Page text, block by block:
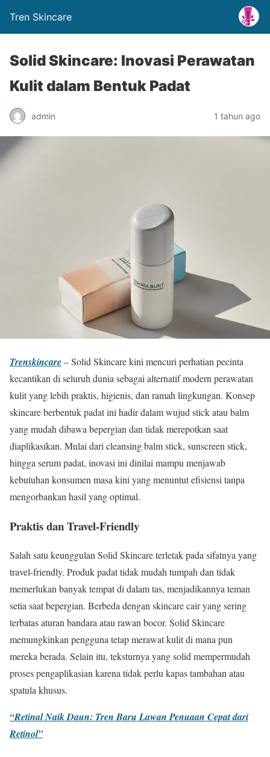
Tren Skincare
Solid Skincare: Inovasi Perawatan
Kulit dalam Bentuk Padat
admin 1 tahun ago
Trenskincare– Solid Skincare kini mencuri perhatian pecinta
kecantikan di seluruh dunia sebagai alternatif modern perawatan
kulit yang lebih praktis, higienis, dan ramah lingkungan. Konsep
skincare berbentuk padat ini hadir dalam wujud stick atau balm
yang mudah dibawa bepergian dan tidak merepotkan saat
diaplikasikan. Mulai dari cleansing balm stick, sunscreen stick,
hingga serum padat, inovasi ini dinilai mampu menjawab
kebutuhan konsumen masa kini yang menuntut efisiensi tanpa
mengorbankan hasil yang optimal.
Praktis dan Travel-Friendly
Salah satu keunggulan Solid Skincare terletak pada sifatnya yang
travel-friendly. Produk padat tidak mudah tumpah dan tidak
memerlukan banyak tempat di dalam tas, menjadikannya teman
setia saat bepergian. Berbeda dengan skincare cair yang sering
terbatas aturan bandara atau rawan bocor. Solid Skincare
memungkinkan pengguna tetap merawat kulit di mana pun
mereka berada. Selain itu, teksturnya yang solid mempermudah
proses pengaplikasian karena tidak perlu kapas tambahan atau
spatula khusus.
“Retinal Naik Daun: Tren Baru Lawan Penuaan Cepat dari
Retinol”